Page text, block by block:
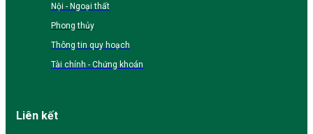
Nội - Ngoại thất
Phong thủy
Thông tin quy hoạch
Tài chính - Chứng khoán
Liên kết